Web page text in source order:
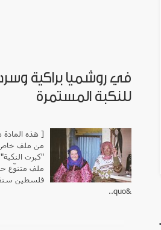
في روشميا براكية
للنكبة المستمرة
[ هذه
من ملف خاص
"كبرت النكبة
ملف متنوّع
فلسطين
&quo..